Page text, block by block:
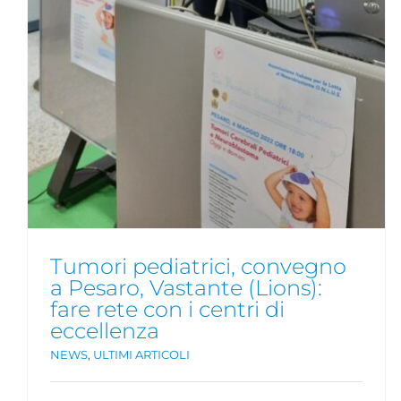
Tumori pediatrici, convegno
a Pesaro, Vastante (Lions):
fare rete con i centri di
eccellenza
NEWS, ULTIMI ARTICOLI